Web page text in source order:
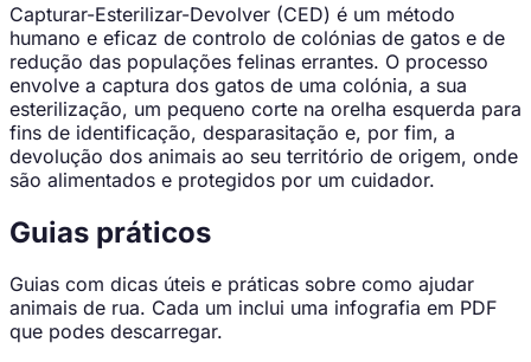
Capturar-Esterilizar-Devolver (CED) é um método
humano e eficaz de controlo de colónias de gatos e de
redução das populações felinas errantes. O processo
envolve a captura dos gatos de uma colónia, a sua
esterilização, um pequeno corte na orelha esquerda para
fins de identificação, desparasitação e, por fim, a
devolução dos animais ao seu território de origem, onde
são alimentados e protegidos por um cuidador.
Guias práticos
Guias com dicas úteis e práticas sobre como ajudar
animais de rua. Cada um inclui uma infografia em PDF
que podes descarregar.